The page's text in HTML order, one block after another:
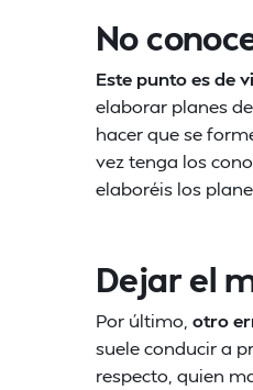
No
Este punto es de
elaborar planes
hacer que se
vez tenga los
elaboréis los
Dejar el
Por último, otro
suele conducir a
respecto, quien